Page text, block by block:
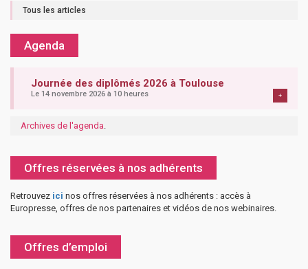
Tous les articles
Agenda
Journée des diplômés 2026 à Toulouse
Le 14 novembre 2026 à 10 heures +
Archives de l'agenda.
Offres réservées à nos adhérents
Retrouvez ici nos offres réservées à nos adhérents : accès à
Europresse, offres de nos partenaires et vidéos de nos webinaires.
Offres d’emploi